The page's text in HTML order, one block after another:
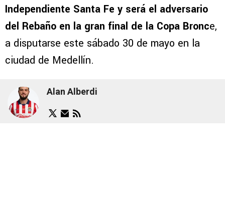
Independiente Santa Fe y será el adversario
del Rebaño en la gran final de la Copa Bronce,
a disputarse este sábado 30 de mayo en la
ciudad de Medellín.
Alan Alberdi